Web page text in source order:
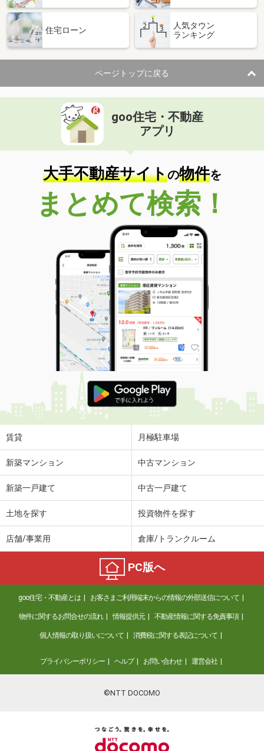
住宅ローン
人気タウン
ランキング
ページトップに戻る
goo住宅・不動産
アプリ
大手不動産サイトの物件を
まとめて検索！
賃貸 月極駐車場
新築マンション 中古マンション
新築一戸建て 中古一戸建て
土地を探す 投資物件を探す
店舗/事業用 倉庫/トランクルーム
PC版へ
goo住宅・不動産とは お客さまご利用端末からの情報の外部送信について
物件に関するお問合せの流れ 情報提供元 不動産情報に関する免責事項
個人情報の取り扱いについて 消費税に関する表記について
プライバシーポリシー ヘルプ お問い合わせ 運営会社
©NTT DOCOMO